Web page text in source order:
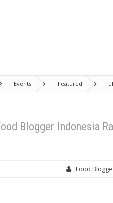
Events Featured
Blogger Indonesia
Food